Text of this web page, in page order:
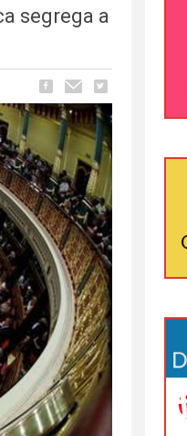
segrega a